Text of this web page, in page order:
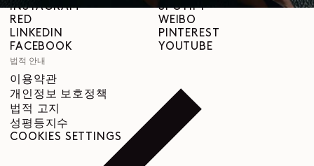
INSTAGRAM
RED
LINKEDIN
FACEBOOK
SPOTIFY
WEIBO
PINTEREST
YOUTUBE
법적 안내
이용약관
개인정보 보호정책
법적 고지
성평등지수
COOKIES SETTINGS